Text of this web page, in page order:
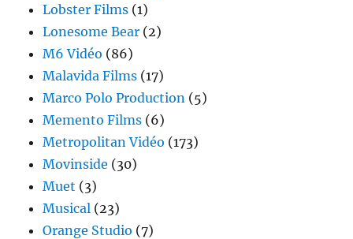
Lobster Films (1)
Lonesome Bear (2)
M6 Vidéo (86)
Malavida Films (17)
Marco Polo Production (5)
Memento Films (6)
Metropolitan Vidéo (173)
Movinside (30)
Muet (3)
Musical (23)
Orange Studio (7)